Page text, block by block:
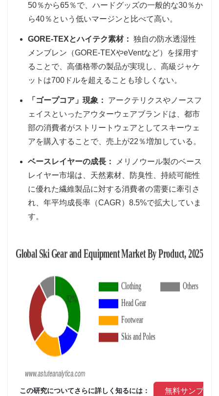
50％から65％で、ハードグッズの一般的な30％か
ら40％という低いマージンと比べて高い。
GORE-TEXとハイテク素材： 独自の防水透湿性
メンブレン（GORE-TEXやeVentなど）を採用す
ることで、高価格帯の製品が実現し、高級ジャケ
ットは700ドルを超えることも珍しくない。
「ゴープコア」現象：
アークテリクスやノースフ
ェイスといったアウターウェアブランドは、都市
部の消費者がストリートウェアとしてスキーウェ
アを購入することで、売上が22％増加している。
ベースレイヤーの成長：
メリノウール製のベース
レイヤー市場は、天然素材、防臭性、持続可能性
に優れた繊維製品に対する消費者の需要に牽引さ
れ、年平均成長率（CAGR）8.5%で拡大していま
す。
この研究についてさらに詳しく知るには： 無料サンプル